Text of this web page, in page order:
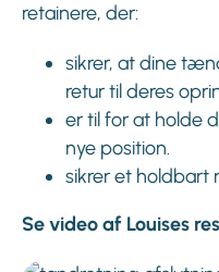
retainere, der:
sikrer, at dine
retur til deres
er til for at holde
nye position.
sikrer et holdbart
Se video af Louises